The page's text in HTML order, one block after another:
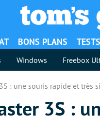
BONS PLANS TESTS
Windows Freebox
: une souris rapide et très
3S :